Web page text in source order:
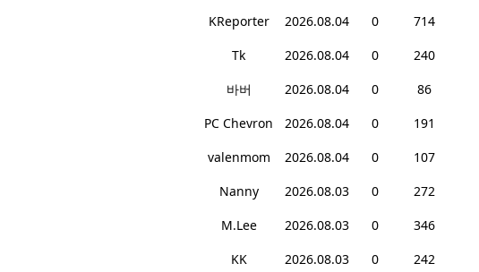
KReporter 2026.08.04 0
714
Tk 2026.08.04 0
240
바버 2026.08.04 0
86
PC Chevron 2026.08.04 0
191
valenmom 2026.08.04 0
107
Nanny 2026.08.03 0
272
M.Lee 2026.08.03 0
346
KK 2026.08.03 0
242